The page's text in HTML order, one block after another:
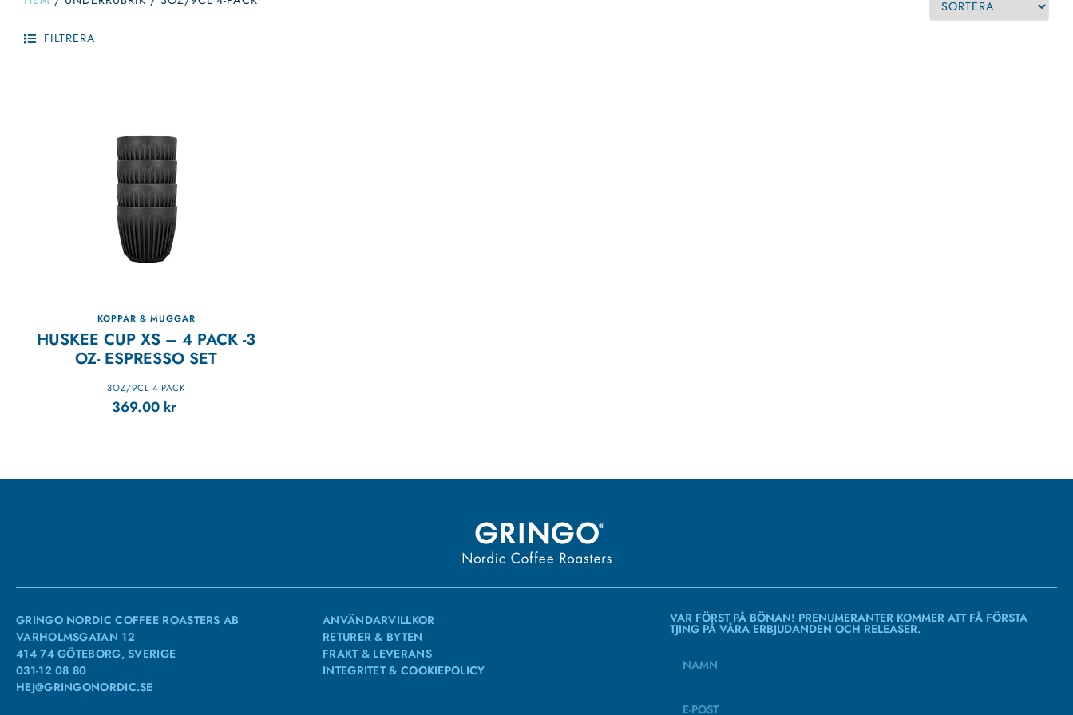
FILTRERA
KOPPAR & MUGGAR
HUSKEE CUP XS – 4 PACK -3
OZ- ESPRESSO SET
3OZ/9CL 4-PACK
369.00 kr
GRINGO NORDIC COFFEE ROASTERS AB
VARHOLMSGATAN 12
414 74 GÖTEBORG, SVERIGE
031-12 08 80
HEJ@GRINGONORDIC.SE
ANVÄNDARVILLKOR
RETURER & BYTEN
FRAKT & LEVERANS
INTEGRITET & COOKIEPOLICY
VAR FÖRST PÅ BÖNAN! PRENUMERANTER KOMMER ATT FÅ FÖRSTA
TJING PÅ VÅRA ERBJUDANDEN OCH RELEASER.